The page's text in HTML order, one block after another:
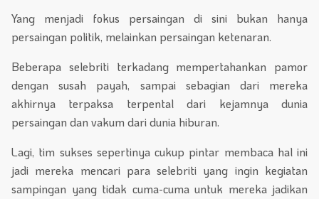
Yang menjadi fokus persaingan di sini bukan hanya
persaingan politik, melainkan persaingan ketenaran.
Beberapa selebriti terkadang mempertahankan pamor
dengan susah payah, sampai sebagian dari mereka
akhirnya terpaksa terpental dari kejamnya dunia
persaingan dan vakum dari dunia hiburan.
Lagi, tim sukses sepertinya cukup pintar membaca hal ini
jadi mereka mencari para selebriti yang ingin kegiatan
sampingan yang tidak cuma-cuma untuk mereka jadikan